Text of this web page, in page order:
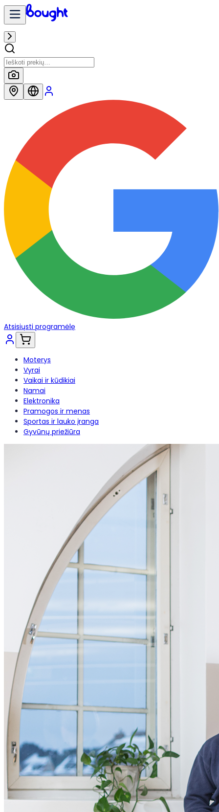
Atsisiųsti programėlę
Moterys
Vyrai
Vaikai ir kūdikiai
Namai
Elektronika
Pramogos ir menas
Sportas ir lauko įranga
Gyvūnų priežiūra